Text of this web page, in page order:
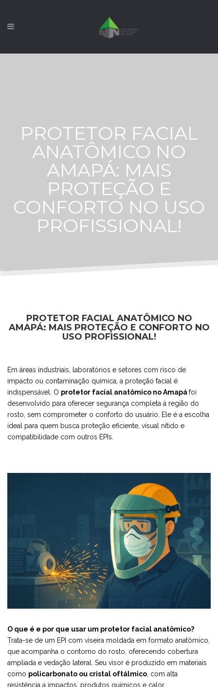
PROTETOR FACIAL
ANATÔMICO NO
AMAPÁ: MAIS
PROTEÇÃO E
CONFORTO NO USO
PROFISSIONAL!
PROTETOR FACIAL ANATÔMICO NO
AMAPÁ: MAIS PROTEÇÃO E CONFORTO NO
USO PROFISSIONAL!
Em áreas industriais, laboratórios e setores com risco de
impacto ou contaminação química, a proteção facial é
indispensável. O protetor facial anatômico no Amapáfoi
desenvolvido para oferecer segurança completa à região do
rosto, sem comprometer o conforto do usuário. Ele é a escolha
ideal para quem busca proteção eficiente, visual nítido e
compatibilidade com outros EPIs.
O que é e por que usar um protetor facial anatômico?
Trata-se de um EPI com viseira moldada em formato anatômico,
que acompanha o contorno do rosto, oferecendo cobertura
ampliada e vedação lateral. Seu visor é produzido em materiais
como policarbonato ou cristal oftálmico , com alta
resistência a impactos, produtos químicos e calor.